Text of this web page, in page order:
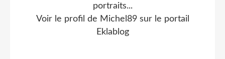
portraits...
Voir le profil de Michel89sur le portail
Eklablog